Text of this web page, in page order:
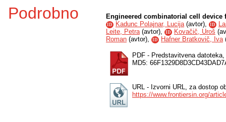
Podrobno Engineered combinatorial cell
ID Kadunc Polajnar, Lucija(avtor), ID
Leite, Petra(avtor), ID Kovačič, Uroš (
Roman (avtor), ID Hafner Bratkovič, Iva
PDF - Predstavitvena datoteka,
MD5:
URL - Izvorni URL, za dostop
https://www.frontiersin.org/